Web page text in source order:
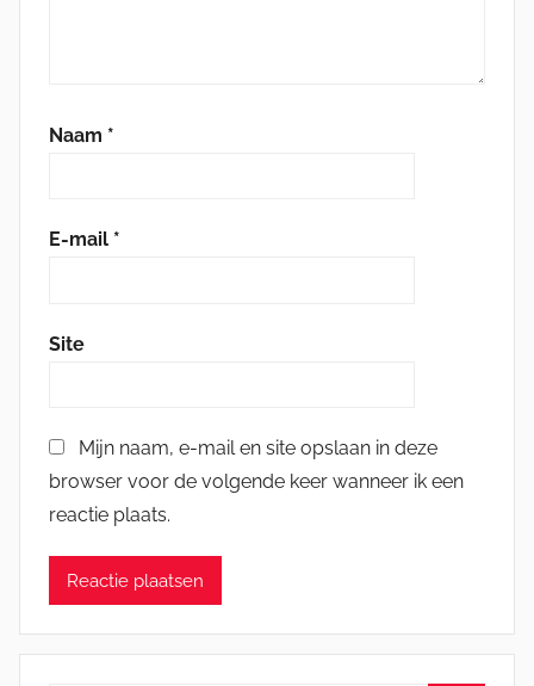
Naam *
E-mail *
Site
Mijn naam, e-mail en site opslaan in deze
browser voor de volgende keer wanneer ik een
reactie plaats.